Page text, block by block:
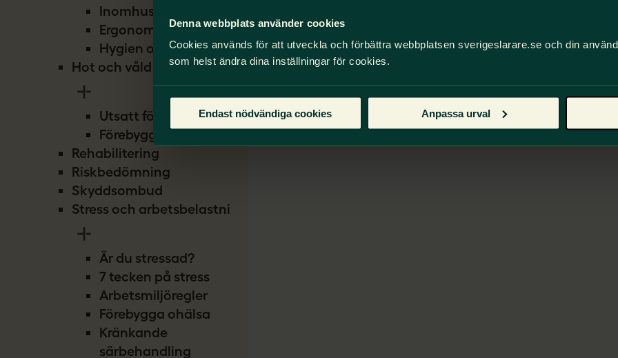
Denna webbplats använder cookies
Cookies används för att utveckla och förbättra webbplatsen sverigeslarare.se och din
som helst ändra dina inställningar för cookies.
Endast nödvändiga cookies Anpassa urval
Inomhusmiljö
Ergonomi
Hygien och smitta
Hot och våld
Utsatt för hot
Förebygg hot
Rehabilitering
Riskbedömning
Skyddsombud
Stress och arbetsbelastning
Är du stressad?
7 tecken på stress
Arbetsmiljöregler
Förebygga ohälsa
Kränkande
särbehandling